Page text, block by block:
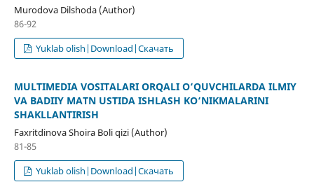
Murodova Dilshoda (Author)
86-92
Yuklab olish|Download|Скачать
MULTIMEDIA VOSITALARI ORQALI O‘QUVCHILARDA ILMIY
VA BADIIY MATN USTIDA ISHLASH KO‘NIKMALARINI
SHAKLLANTIRISH
Faxritdinova Shoira Boli qizi (Author)
81-85
Yuklab olish|Download|Скачать